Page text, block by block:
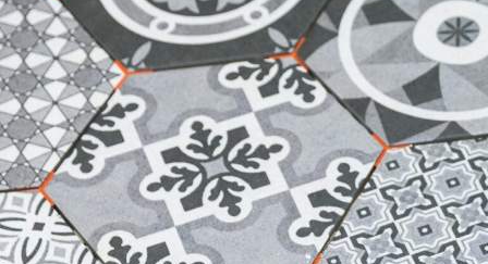
Neue Fliesenfür Ihr
Zuhause in
Winkelbach
Krambergsmühle
Der Fliesenleger: Setzen Sie auf